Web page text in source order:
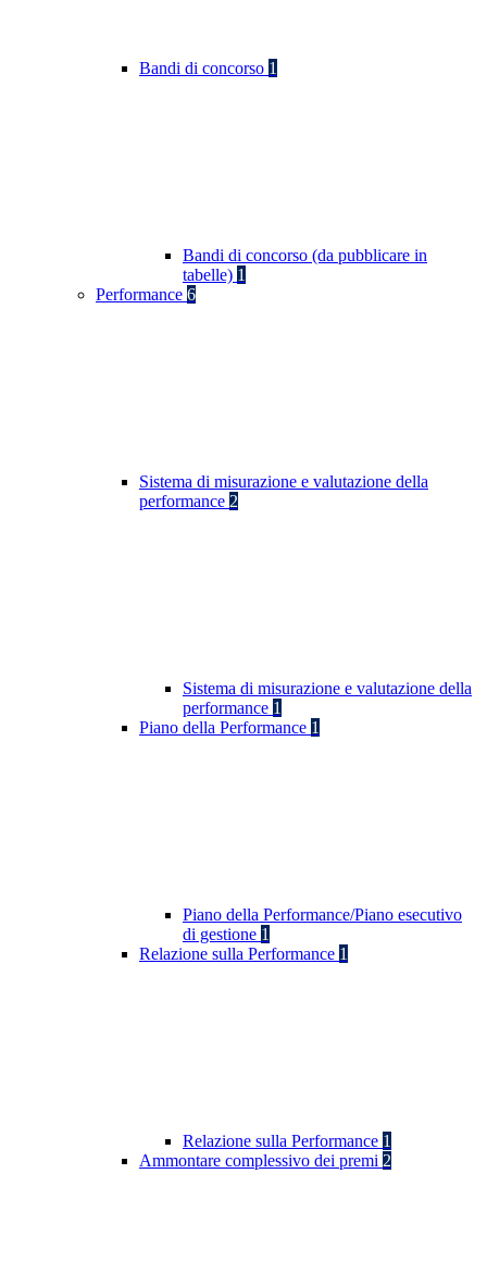
Bandi di concorso 1
Bandi di concorso (da pubblicare in
tabelle) 1
Performance 6
Sistema di misurazione e valutazione della
performance 2
Sistema di misurazione e valutazione della
performance 1
Piano della Performance 1
Piano della Performance/Piano esecutivo
di gestione 1
Relazione sulla Performance 1
Relazione sulla Performance 1
Ammontare complessivo dei premi 2